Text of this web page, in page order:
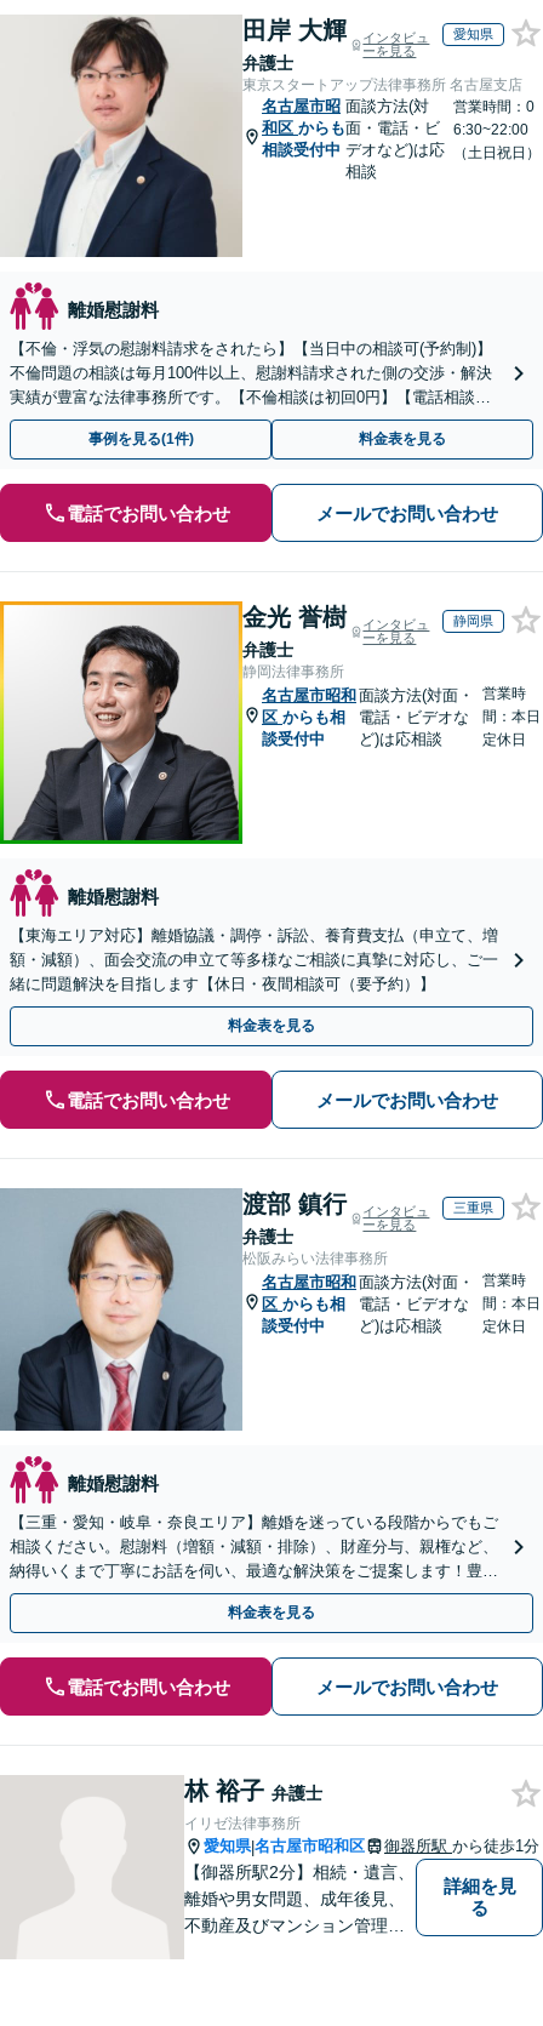
田岸 大輝
弁護士
インタビュ
ーを見る
愛知県
東京スタートアップ法律事務所 名古屋支店
名古屋市昭
和区 からも
相談受付中
面談方法(対
面・電話・ビ
デオなど)は応
相談
営業時間：0
6:30~22:00
（土日祝日）
離婚慰謝料
【不倫・浮気の慰謝料請求をされたら】【当日中の相談可(予約制)】
不倫問題の相談は毎月100件以上、慰謝料請求された側の交渉・解決
実績が豊富な法律事務所です。【不倫相談は初回0円】【電話相談で
ご契約まで対応可/来所不要】
事例を見る(1件) 料金表を見る
電話でお問い合わせ メールでお問い合わせ
金光 誉樹
弁護士
インタビュ
ーを見る
静岡県
静岡法律事務所
名古屋市昭和
区 からも相
談受付中
面談方法(対面・
電話・ビデオな
ど)は応相談
営業時
間：本日
定休日
離婚慰謝料
【東海エリア対応】離婚協議・調停・訴訟、養育費支払（申立て、増
額・減額）、面会交流の申立て等多様なご相談に真摯に対応し、ご一
緒に問題解決を目指します【休日・夜間相談可（要予約）】
料金表を見る
電話でお問い合わせ メールでお問い合わせ
渡部 鎮行
弁護士
インタビュ
ーを見る
三重県
松阪みらい法律事務所
名古屋市昭和
区 からも相
談受付中
面談方法(対面・
電話・ビデオな
ど)は応相談
営業時
間：本日
定休日
離婚慰謝料
【三重・愛知・岐阜・奈良エリア】離婚を迷っている段階からでもご
相談ください。慰謝料（増額・減額・排除）、財産分与、親権など、
納得いくまで丁寧にお話を伺い、最適な解決策をご提案します！豊富
な交渉経験を活かし、解決を目指します【夜間面談可】
料金表を見る
電話でお問い合わせ メールでお問い合わせ
林 裕子 弁護士
イリゼ法律事務所
愛知県|名古屋市昭和区 御器所駅 から徒歩1分
【御器所駅2分】相続・遺言、
離婚や男女問題、成年後見、
不動産及びマンション管理な
詳細を見
る